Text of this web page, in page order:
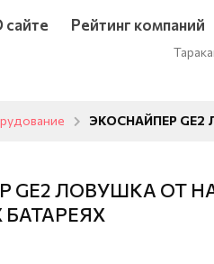
сайте Рейтинг компаний
ЭКОСНАЙПЕР
GE2 ЛОВУШКА ОТ